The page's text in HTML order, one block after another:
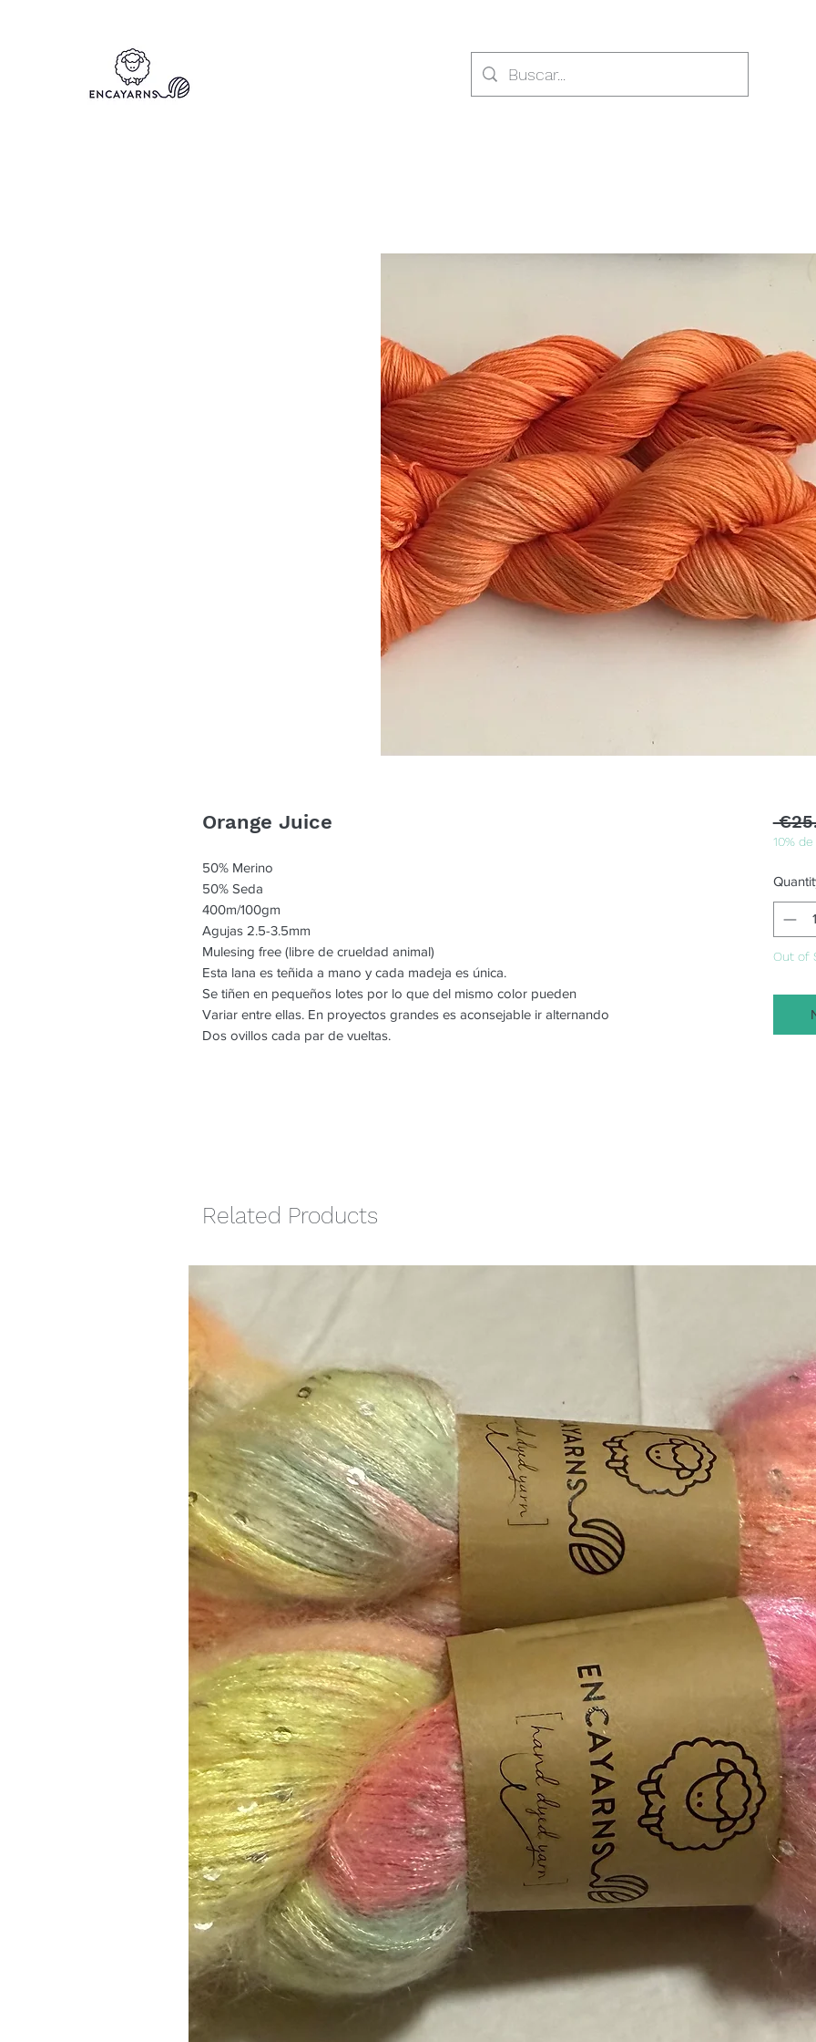
Orange Juice
50% Merino
50% Seda
400m/100gm
Agujas 2.5-3.5mm
Mulesing free (libre de crueldad animal)
Esta lana es teñida a mano y cada madeja es única.
Se tiñen en pequeños lotes por lo que del mismo color pueden
Variar entre ellas. En proyectos grandes es aconsejable ir alternando
Dos ovillos cada par de vueltas.
10%
Out of
Related Products